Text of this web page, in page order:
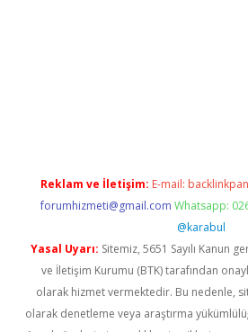
Reklam ve İletişim: E-mail:
forumhizmeti@gmail.com Whatsapp:
@karabul
Yasal Uyarı: Sitemiz, 5651 Sayılı Kanun
ve İletişim Kurumu (BTK) tarafından
olarak hizmet vermektedir. Bu nedenle,
olarak denetleme veya araştırma